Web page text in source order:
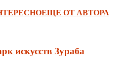
ЕЩЕ ОТ АВТОРА
искусств Зураба